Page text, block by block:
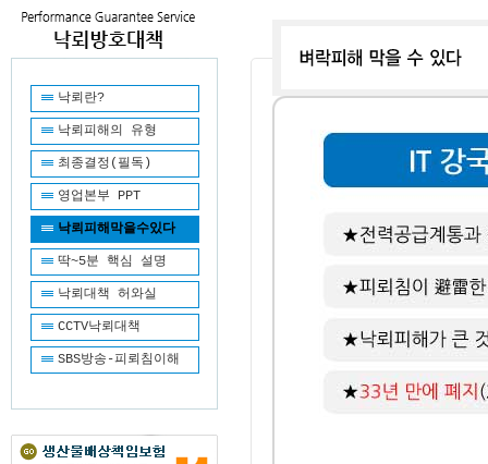
낙뢰란?
낙뢰피해의 유형
최종결정(필독)
영업본부 PPT
낙뢰피해막을수있다
딱~5분 핵심 설명
낙뢰대책 허와실
CCTV낙뢰대책
SBS방송-피뢰침이해